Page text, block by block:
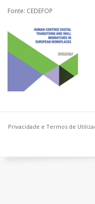
Fonte: CEDEFOP
Privacidade e Termos de